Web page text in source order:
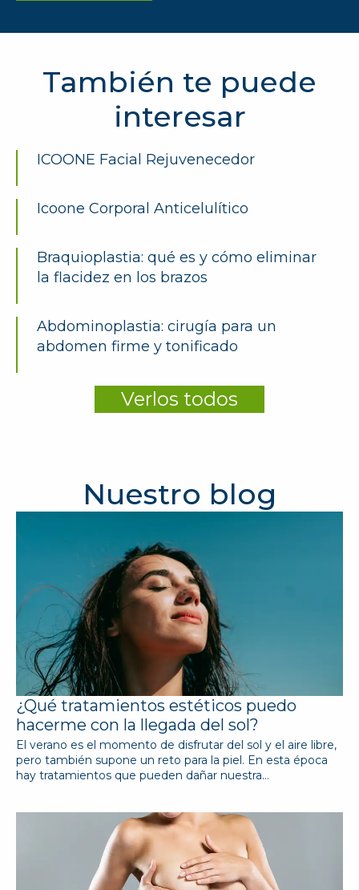
También te puede
interesar
ICOONE Facial Rejuvenecedor
Icoone Corporal Anticelulítico
Braquioplastia: qué es y cómo eliminar
la flacidez en los brazos
Abdominoplastia: cirugía para un
abdomen firme y tonificado
Verlos todos
Nuestro blog
¿Qué tratamientos estéticos puedo
hacerme con la llegada del sol?
El verano es el momento de disfrutar del sol y el aire libre,
pero también supone un reto para la piel. En esta época
hay tratamientos que pueden dañar nuestra…